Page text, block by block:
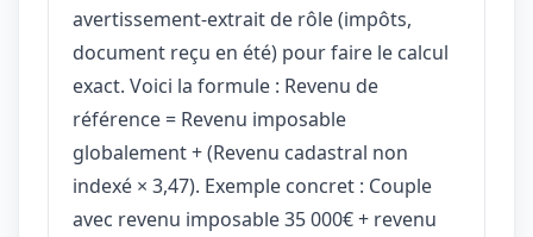
avertissement-extrait de rôle (impôts,
document reçu en été) pour faire le calcul
exact. Voici la formule : Revenu de
référence = Revenu imposable
globalement + (Revenu cadastral non
indexé × 3,47). Exemple concret : Couple
avec revenu imposable 35 000€ + revenu